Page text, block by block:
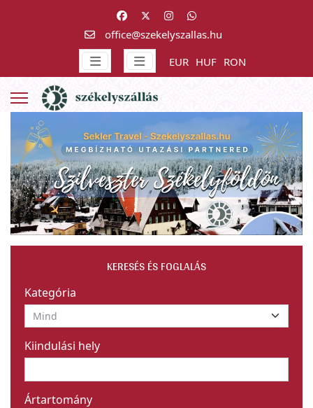
office@szekelyszallas.hu
EUR HUF RON
KERESÉS ÉS FOGLALÁS
Kategória
Kiindulási hely
Ártartomány